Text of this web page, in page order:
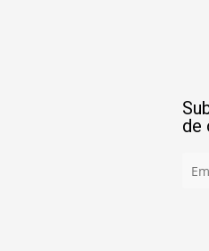
de